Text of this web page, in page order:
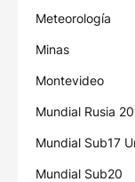
Meteorología
Minas
Montevideo
Mundial Rusia
Mundial Sub17
Mundial Sub20